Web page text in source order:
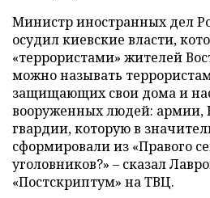
Министр иностранных дел
осудил киевские власти,
«террористами» жителей
можно называть
защищающих свои дома и
вооруженных людей: армии,
гвардии, которую в
сформировали из «Правого
уголовников?» – сказал
«Постскриптум» на ТВЦ.